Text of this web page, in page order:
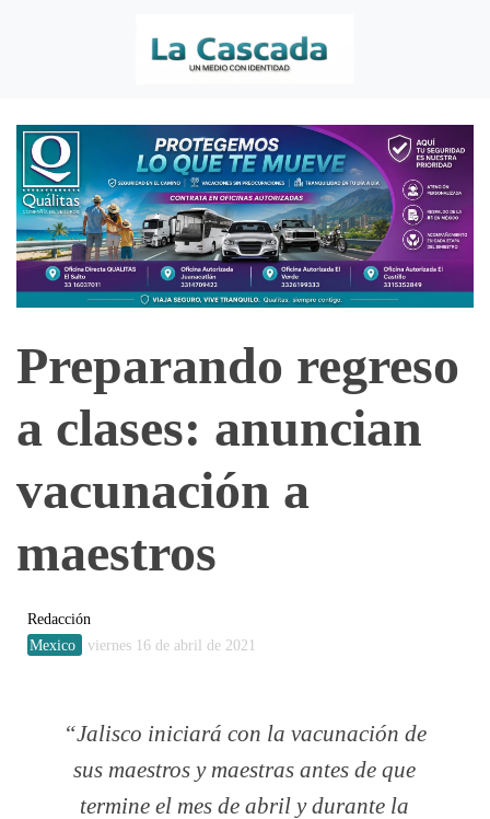
Preparando regreso
a clases: anuncian
vacunación a
maestros
Redacción
Mexico
viernes 16 de abril de 2021
Jalisco iniciará con la vacunación de
sus maestros y maestras antes de que
termine el mes de abril y durante la